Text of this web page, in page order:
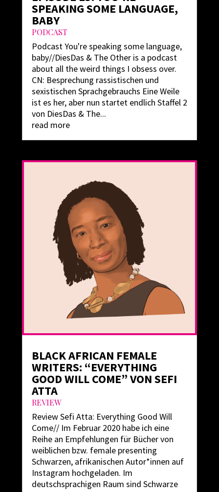
SPEAKING SOME LANGUAGE,
BABY
PODCAST
Podcast You're speaking some language,
baby//DiesDas & The Other is a podcast
about all the weird things I obsess over.
CN: Besprechung rassistischen und
sexistischen Sprachgebrauchs Eine Weile
ist es her, aber nun startet endlich Staffel 2
von DiesDas & The...
read more
BLACK AFRICAN FEMALE
WRITERS: “EVERYTHING
GOOD WILL COME” VON SEFI
ATTA
REVIEW
Review Sefi Atta: Everything Good Will
Come// Im Februar 2020 habe ich eine
Reihe an Empfehlungen für Bücher von
weiblichen bzw. female presenting
Schwarzen, afrikanischen Autor*innen auf
Instagram hochgeladen. Im
deutschsprachigen Raum sind Schwarze